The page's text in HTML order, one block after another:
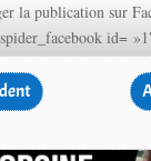
la publication sur
id=